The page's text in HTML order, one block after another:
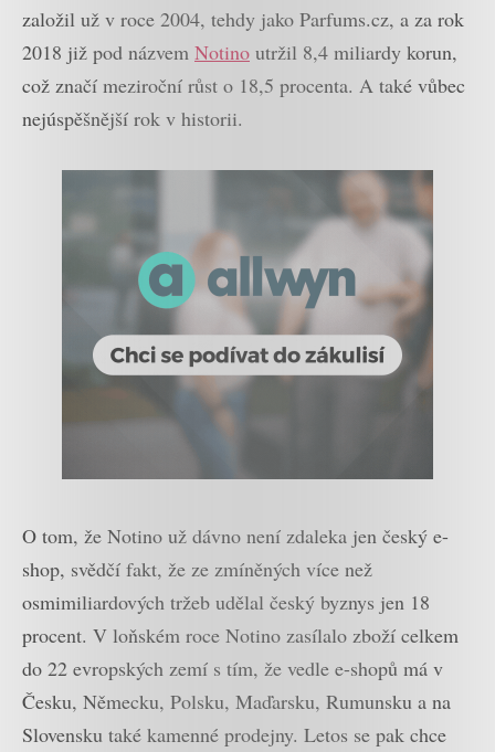
založil už v roce 2004, tehdy jako Parfums.cz, a za rok
2018 již pod názvem Notino utržil 8,4 miliardy korun,
což značí meziroční růst o 18,5 procenta. A také vůbec
nejúspěšnější rok v historii.
O tom, že Notino už dávno není zdaleka jen český e-
shop, svědčí fakt, že ze zmíněných více než
osmimiliardových tržeb udělal český byznys jen 18
procent. V loňském roce Notino zasílalo zboží celkem
do 22 evropských zemí s tím, že vedle e-shopů má v
Česku, Německu, Polsku, Maďarsku, Rumunsku a na
Slovensku také kamenné prodejny. Letos se pak chce